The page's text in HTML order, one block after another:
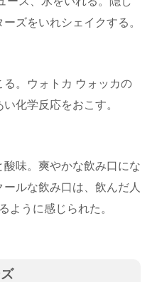
ズをいれシェイクする。
。ウォトカ ウォッカの
化学反応をおこす。
味。爽やかな飲み口にな
ルな飲み口は、飲んだ人
ように感じられた。